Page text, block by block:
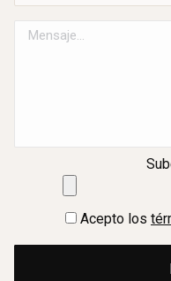
Acepto los